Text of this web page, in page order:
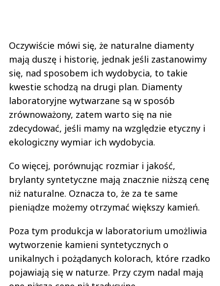
Oczywiście mówi się, że naturalne diamenty
mają duszę i historię, jednak jeśli zastanowimy
się, nad sposobem ich wydobycia, to takie
kwestie schodzą na drugi plan. Diamenty
laboratoryjne wytwarzane są w sposób
zrównoważony, zatem warto się na nie
zdecydować, jeśli mamy na względzie etyczny i
ekologiczny wymiar ich wydobycia.
Co więcej, porównując rozmiar i jakość,
brylanty syntetyczne mają znacznie niższą cenę
niż naturalne. Oznacza to, że za te same
pieniądze możemy otrzymać większy kamień.
Poza tym produkcja w laboratorium umożliwia
wytworzenie kamieni syntetycznych o
unikalnych i pożądanych kolorach, które rzadko
pojawiają się w naturze. Przy czym nadal mają